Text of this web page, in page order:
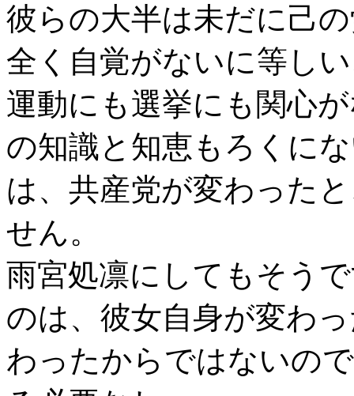
彼らの大半は未だに己
全く自覚がないに等し
運動にも選挙にも関心
の知識と知恵もろくに
は、共産党が変わった
せん。
雨宮処凛にしてもそう
のは、彼女自身が変わ
わったからではないの